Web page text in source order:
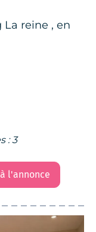
reine , en
: 3
l'annonce